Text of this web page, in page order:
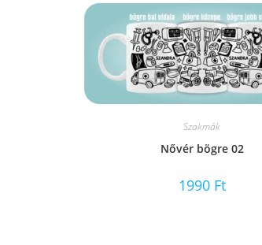
Szakmák
Nővér bögre 02
1990 Ft